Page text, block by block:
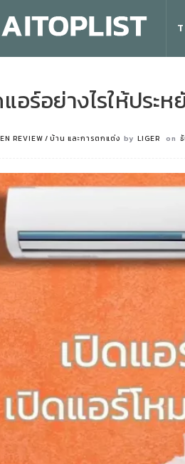
แอร์อย่างไรให้ประ
REVIEW บ้าน และการตกแต่ง by LIGER on